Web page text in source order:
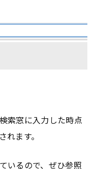
索窓に入力した時点
ます。
いるので、ぜひ参照